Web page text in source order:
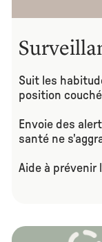
Suit les
position
Envoie des
santé ne
Aide à